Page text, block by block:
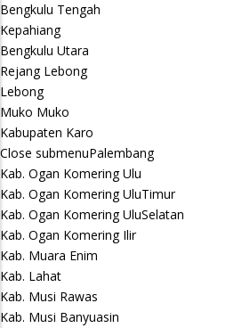
Bengkulu Tengah
Kepahiang
Bengkulu Utara
Rejang Lebong
Lebong
Muko Muko
Kabupaten Karo
Close submenuPalembang
Kab. Ogan Komering Ulu
Kab. Ogan Komering UluTimur
Kab. Ogan Komering UluSelatan
Kab. Ogan Komering Ilir
Kab. Muara Enim
Kab. Lahat
Kab. Musi Rawas
Kab. Musi Banyuasin